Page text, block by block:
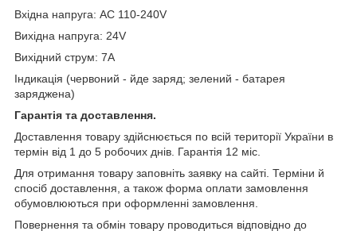
Вхідна напруга: AC 110-240V
Вихідна напруга: 24V
Вихідний струм: 7A
Індикація (червоний - йде заряд; зелений - батарея
заряджена)
Гарантія та доставлення.
Доставлення товару здійснюється по всій території України в
термін від 1 до 5 робочих днів. Гарантія 12 міс.
Для отримання товару заповніть заявку на сайті. Терміни й
спосіб доставлення, а також форма оплати замовлення
обумовлюються при оформленні замовлення.
Повернення та обмін товару проводиться відповідно до